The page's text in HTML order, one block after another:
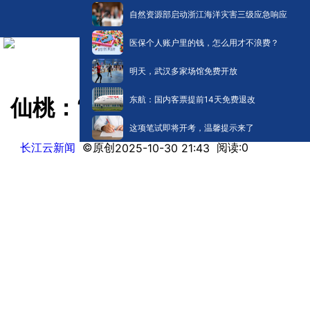
自然资源部启动浙江海洋灾害三级应急响应
医保个人账户里的钱，怎么用才不浪费？
明天，武汉多家场馆免费开放
东航：国内客票提前14天免费退改
这项笔试即将开考，温馨提示来了
仙桃：“发榜”引智 破解产业关
长江云新闻 ©原创2025-10-30 21:43 阅读:0